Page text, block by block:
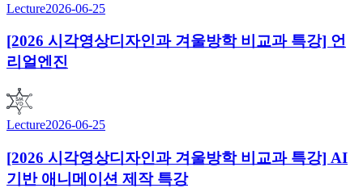
Lecture2026-06-25
[2026 시각영상디자인과 겨울방학 비교과 특강] 언
리얼엔진
Lecture2026-06-25
[2026 시각영상디자인과 겨울방학 비교과 특강] AI
기반 애니메이션 제작 특강